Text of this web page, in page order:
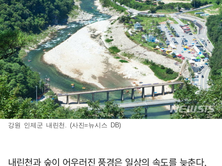
강원 인제군 내린천. (사진=뉴시스 DB)
내린천과 숲이 어우러진 풍경은 일상의 속도를 늦춘다.